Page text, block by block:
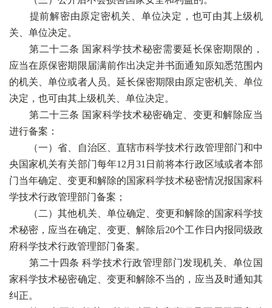
提前解密由原定密机关、单位决定，也可由其上级机
关、单位决定。
第二十二条 国家科学技术秘密需要延长保密期限的，
应当在原保密期限届满前作出决定并书面通知原知悉范围内
的机关、单位或者人员。延长保密期限由原定密机关、单位
决定，也可由其上级机关、单位决定。
第二十三条 国家科学技术秘密确定、变更和解除应当
进行备案：
（一）省、自治区、直辖市科学技术行政管理部门和中
央国家机关有关部门每年12月31日前将本行政区域或者本部
门当年确定、变更和解除的国家科学技术秘密情况报国家科
学技术行政管理部门备案；
（二）其他机关、单位确定、变更和解除的国家科学技
术秘密，应当在确定、变更、解除后20个工作日内报同级政
府科学技术行政管理部门备案。
第二十四条 科学技术行政管理部门发现机关、单位国
家科学技术秘密确定、变更和解除不当的，应当及时通知其
纠正。